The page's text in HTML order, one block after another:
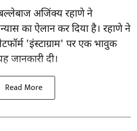
अजिंक्य रहाणे ने
का ऐलान कर दिया है। रहाणे ने
'इंस्टाग्राम' पर एक भावुक
जानकारी दी।
Read More